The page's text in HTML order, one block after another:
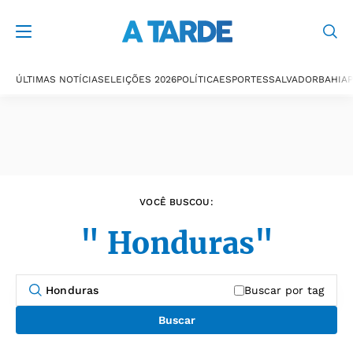
ÚLTIMAS NOTÍCIASELEIÇÕES 2026POLÍTICAESPORTESSALVADORBAHIA
VOCÊ BUSCOU:
" Honduras"
Buscar por tag
Buscar